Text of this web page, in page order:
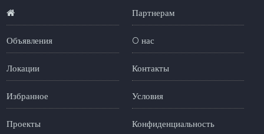
Объявления
Локации
Избранное
Проекты
Партнерам
O нас
Контакты
Условия
Конфиденциальность